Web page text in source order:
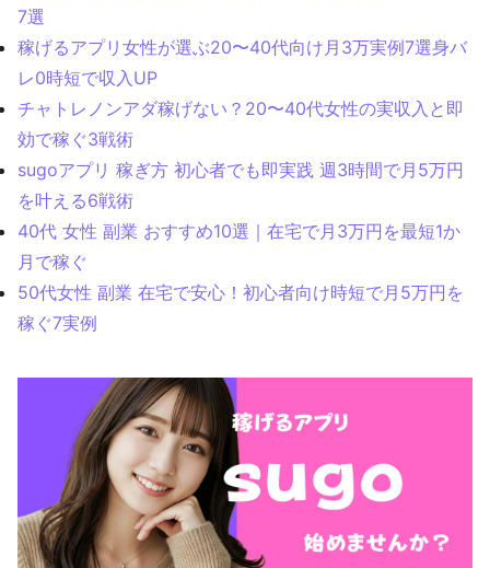
7選
稼げるアプリ女性が選ぶ20〜40代向け月3万実例7選身バ
レ0時短で収入UP
チャトレノンアダ稼げない？20〜40代女性の実収入と即
効で稼ぐ3戦術
sugoアプリ 稼ぎ方 初心者でも即実践 週3時間で月5万円
を叶える6戦術
40代 女性 副業 おすすめ10選｜在宅で月3万円を最短1か
月で稼ぐ
50代女性 副業 在宅で安心！初心者向け時短で月5万円を
稼ぐ7実例